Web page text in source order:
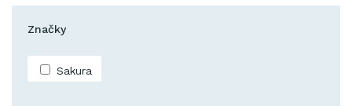
Značky
Sakura